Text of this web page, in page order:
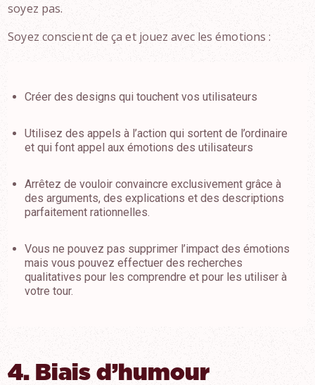
soyez pas.
Soyez conscient de ça et jouez avec les émotions :
Créer des designs qui touchent vos utilisateurs
Utilisez des appels à l’action qui sortent de l’ordinaire
et qui font appel aux émotions des utilisateurs
Arrêtez de vouloir convaincre exclusivement grâce à
des arguments, des explications et des descriptions
parfaitement rationnelles.
Vous ne pouvez pas supprimer l’impact des émotions
mais vous pouvez effectuer des recherches
qualitatives pour les comprendre et pour les utiliser à
votre tour.
4. Biais d’humour